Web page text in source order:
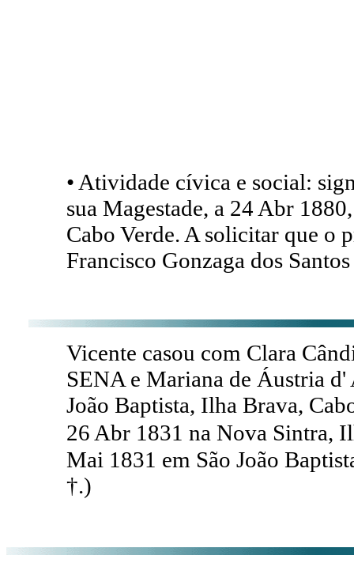
• Atividade cívica e social:
sua Magestade, a 24 Abr
Cabo Verde. A solicitar que o
Francisco Gonzaga dos
Vicente casou com Clara
SENA e Mariana de Áustria
João Baptista, Ilha Brava,
26 Abr 1831 na Nova Sintra,
Mai 1831 em São João
†.)